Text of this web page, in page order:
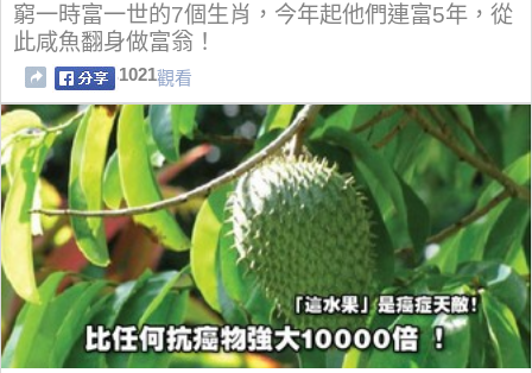
窮一時富一世的7個生肖，今年起他們連富5年，從
此咸魚翻身做富翁！
1021觀看